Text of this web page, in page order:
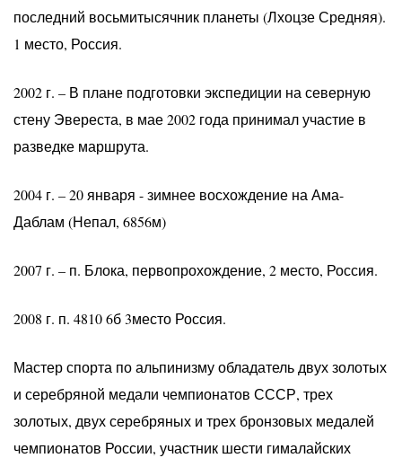
последний восьмитысячник планеты (Лхоцзе Средняя).
1 место, Россия.
2002 г. – В плане подготовки экспедиции на северную
стену Эвереста, в мае 2002 года принимал участие в
разведке маршрута.
2004 г. – 20 января - зимнее восхождение на Ама-
Даблам (Непал, 6856м)
2007 г. – п. Блока, первопрохождение, 2 место, Россия.
2008 г. п. 4810 6б 3место Россия.
Мастер спорта по альпинизму обладатель двух золотых
и серебряной медали чемпионатов СССР, трех
золотых, двух серебряных и трех бронзовых медалей
чемпионатов России, участник шести гималайских